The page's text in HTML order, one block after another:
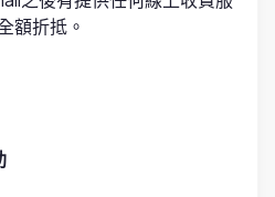
額折抵。